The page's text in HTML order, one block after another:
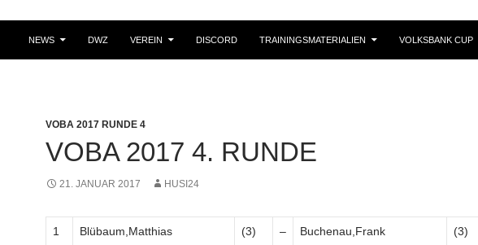
NEWS DWZ VEREIN DISCORD TRAININGSMATERIALIEN VOLKSBANK CUP
VOBA 2017 RUNDE 4
VOBA 2017 4. RUNDE
21. JANUAR 2017 HUSI24
1 Blübaum,Matthias (3) – Buchenau,Frank (3)